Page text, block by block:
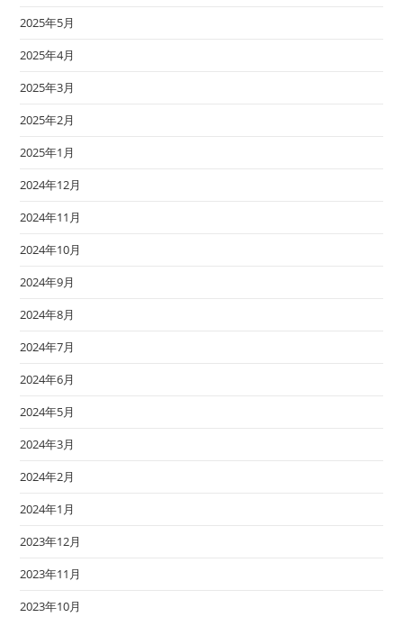
2025年5月
2025年4月
2025年3月
2025年2月
2025年1月
2024年12月
2024年11月
2024年10月
2024年9月
2024年8月
2024年7月
2024年6月
2024年5月
2024年3月
2024年2月
2024年1月
2023年12月
2023年11月
2023年10月